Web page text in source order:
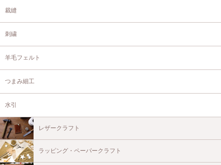
裁縫
刺繍
羊毛フェルト
つまみ細工
水引
レザークラフト
ラッピング・ペーパークラフト